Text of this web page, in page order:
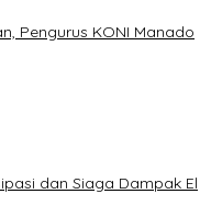
Pengurus KONI Manado
dan Siaga Dampak El